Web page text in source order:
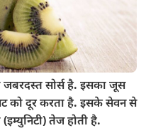
जबरदस्त सोर्स है. इसका जूस
को दूर करता है. इसके सेवन से
(इम्युनिटी) तेज होती है.